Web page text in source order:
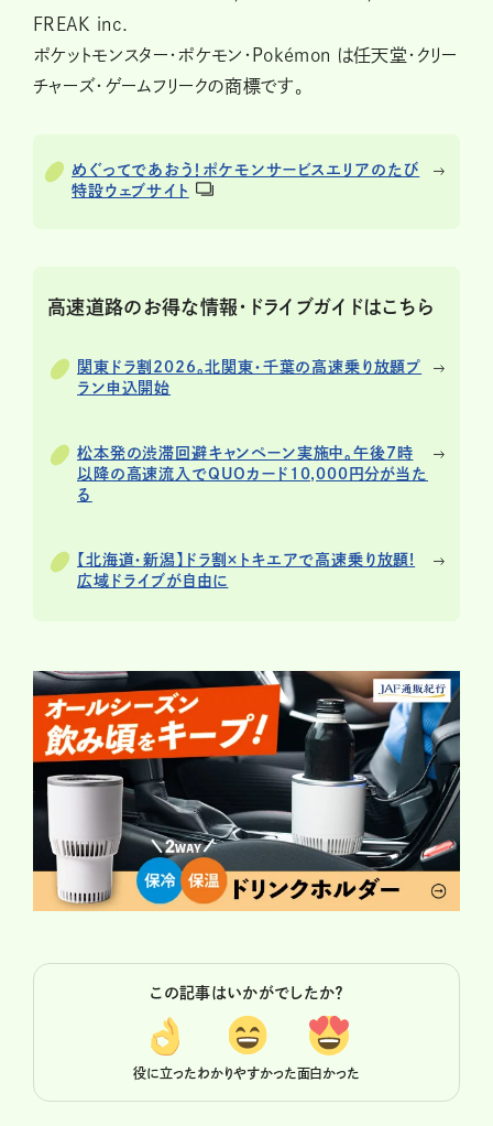
FREAK inc.
ポケットモンスター・ポケモン・Pokémon は任天堂・クリー
チャーズ・ゲームフリークの商標です。
めぐってであおう！ポケモンサービスエリアのたび
特設ウェブサイト
高速道路のお得な情報・ドライブガイドはこちら
関東ドラ割2026。北関東・千葉の高速乗り放題プ
ラン申込開始
松本発の渋滞回避キャンペーン実施中。午後7時
以降の高速流入でQUOカード10,000円分が当た
る
【北海道・新潟】ドラ割×トキエアで高速乗り放題!
広域ドライブが自由に
この記事はいかがでしたか？
役に立ったわかりやすかった面白かった